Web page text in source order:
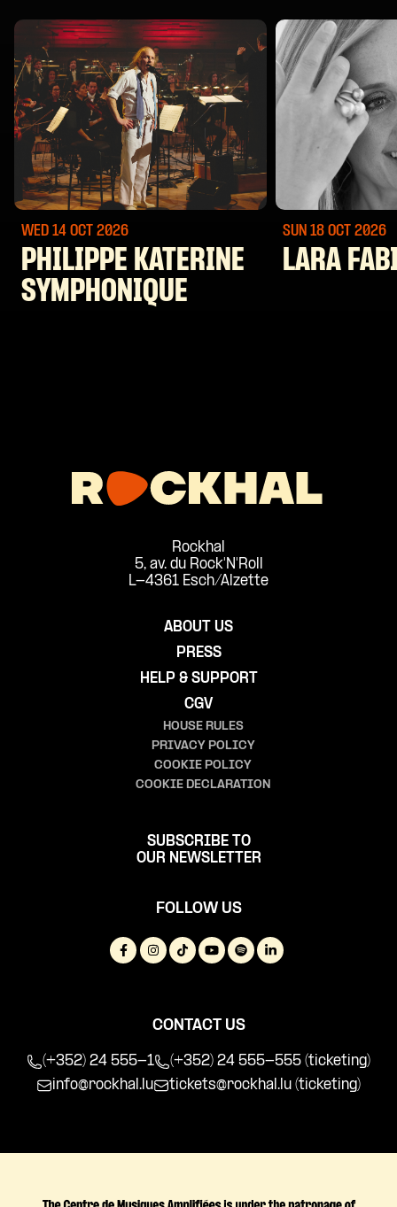
WED 14 OCT 2026
PHILIPPE KATERINE
SYMPHONIQUE
SUN 18 OCT 2026
LARA
Rockhal
5, av. du Rock'N'Roll
L-4361 Esch/Alzette
ABOUT US
PRESS
HELP & SUPPORT
CGV
HOUSE RULES
PRIVACY POLICY
COOKIE POLICY
COOKIE DECLARATION
SUBSCRIBE TO
OUR NEWSLETTER
FOLLOW US
CONTACT US
(+352) 24 555-1
(+352) 24 555-555 (ticketing)
info@rockhal.lu
tickets@rockhal.lu (ticketing)